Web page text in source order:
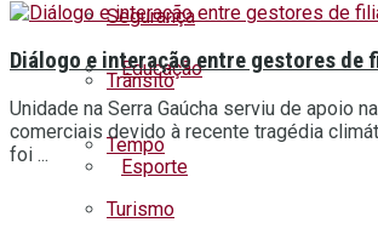
Educação
Esporte
Segurança
Trânsito
Tempo
Turismo
Diálogo e interação entre gestores de
Unidade na Serra Gaúcha serviu de apoio
comerciais devido à recente tragédia
foi ...